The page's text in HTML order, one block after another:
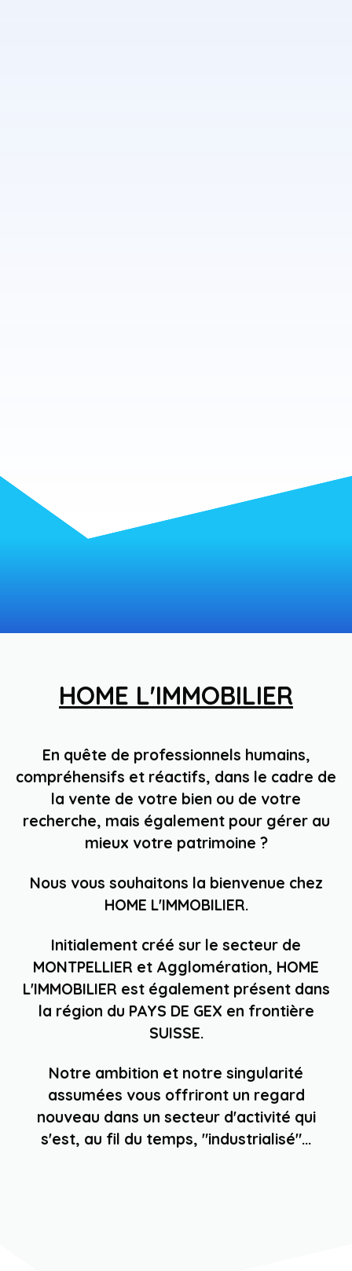
HOME L'IMMOBILIER
En quête de professionnels humains,
compréhensifs et réactifs, dans le cadre de
la vente de votre bien ou de votre
recherche, mais également pour gérer au
mieux votre patrimoine ?
Nous vous souhaitons la bienvenue chez
HOME L'IMMOBILIER.
Initialement créé sur le secteur de
MONTPELLIER et Agglomération, HOME
L'IMMOBILIER est également présent dans
la région du PAYS DE GEX en frontière
SUISSE.
Notre ambition et notre singularité
assumées vous offriront un regard
nouveau dans un secteur d'activité qui
s'est, au fil du temps, "industrialisé"...